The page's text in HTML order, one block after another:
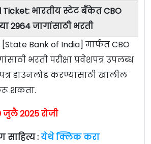
Ticket: भारतीय स्टेट बँकेत CBO
2964 जागांसाठी भरती
Bank of India] मार्फत CBO
भरती परीक्षा प्रवेशपत्र उपलब्ध
डाउनलोड करण्यासाठी खालील
शकता.
जुलै 2025 रोजी
साहित्य :येथे क्लिक करा